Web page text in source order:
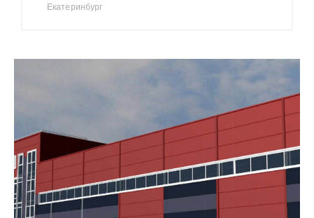
Екатеринбург